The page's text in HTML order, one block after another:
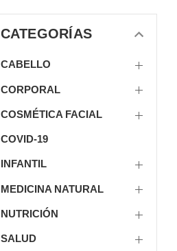
CATEGORÍAS
CABELLO
CORPORAL
COSMÉTICA FACIAL
COVID-19
INFANTIL
MEDICINA NATURAL
NUTRICIÓN
SALUD